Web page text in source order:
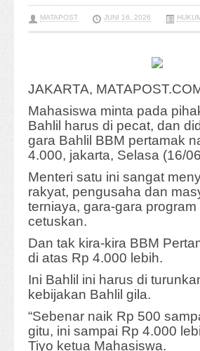
MATAPOST JUNI 16, 2026
JAKARTA,
Mahasiswa minta pada
Bahlil harus di pecat, dan
gara Bahlil BBM pertamak
4.000, jakarta, Selasa (16/
Menteri satu ini sangat
rakyat, pengusaha dan
terniaya, gara-gara program
cetuskan.
Dan tak kira-kira BBM
di atas Rp 4.000 lebih.
Ini Bahlil ini harus di
kebijakan Bahlil gila.
“Sebenar naik Rp 500
gitu, ini sampai Rp 4.000
Tiyo ketua Mahasiswa.